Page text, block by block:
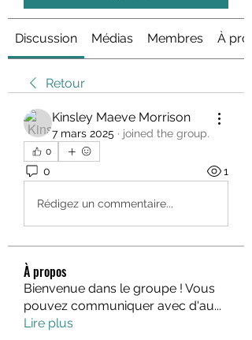
Discussion Médias Membres À
Retour
Kinsley Maeve Morrison
7 mars 2025 · joined the group.
0
0 1
Rédigez un commentaire...
À propos
Bienvenue dans le groupe ! Vous
pouvez communiquer avec d'au...
Lire plus